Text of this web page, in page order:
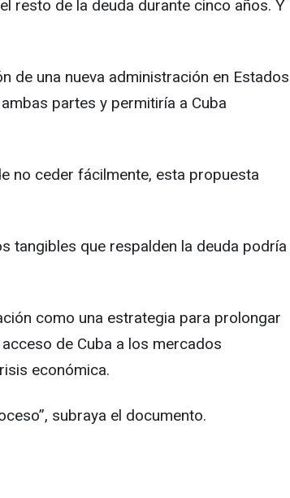
resto de la deuda durante cinco años. Y
de una nueva administración en Estados
partes y permitiría a Cuba
no ceder fácilmente, esta propuesta
tangibles que respalden la deuda podría
como una estrategia para prolongar
de Cuba a los mercados
económica.
subraya el documento.